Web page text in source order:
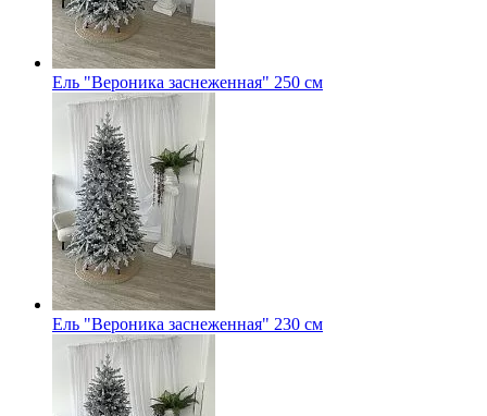
Ель "Вероника заснеженная" 250 см
Ель "Вероника заснеженная" 230 см